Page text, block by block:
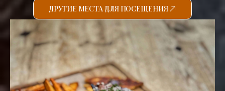
ДРУГИЕ МЕСТА ДЛЯ ПОСЕЩЕНИЯ